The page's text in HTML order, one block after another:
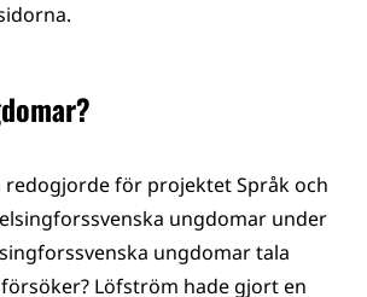
redogjorde för projektet Språk och
ungdomar under
ungdomar tala
Löfström hade gjort en